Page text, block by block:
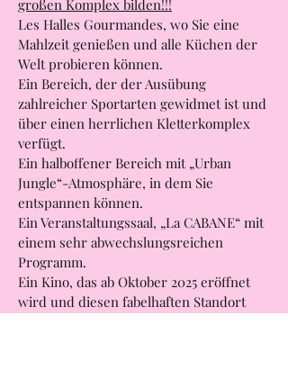
Toulouse besteht darin, dass sie sich von
den anderen unterscheiden, da sie einen
großen Komplex bilden!!!
Les Halles Gourmandes, wo Sie eine
Mahlzeit genießen und alle Küchen der
Welt probieren können.
Ein Bereich, der der Ausübung
zahlreicher Sportarten gewidmet ist und
über einen herrlichen Kletterkomplex
verfügt.
Ein halboffener Bereich mit „Urban
Jungle“-Atmosphäre, in dem Sie
entspannen können.
Ein Veranstaltungssaal, „La CABANE“ mit
einem sehr abwechslungsreichen
Programm.